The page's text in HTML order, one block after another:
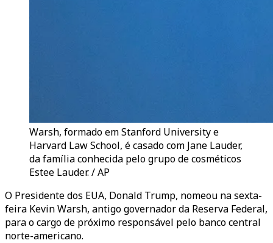
Warsh, formado em Stanford University e
Harvard Law School, é casado com Jane Lauder,
da família conhecida pelo grupo de cosméticos
Estee Lauder. / AP
O Presidente dos EUA, Donald Trump, nomeou na sexta-
feira Kevin Warsh, antigo governador da Reserva Federal,
para o cargo de próximo responsável pelo banco central
norte-americano.